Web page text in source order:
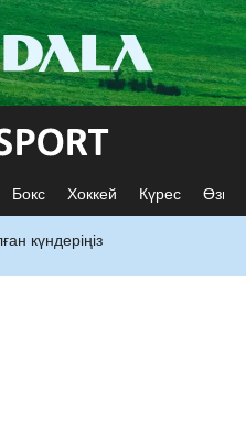
Бокс Хоккей Күрес Өзге
күндеріңіз